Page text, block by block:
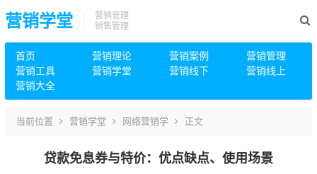
营销学堂
营销管理
销售管理
首页 营销理论 营销案例
营销管理
营销工具
营销学堂 营销线下
营销线上
营销大全
当前位置 营销学堂 网络营销学 正文
贷款免息券与特价：优点缺点、使用场景